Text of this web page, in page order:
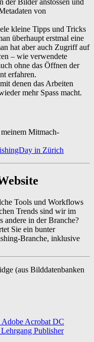
der Bilder anstossen und
von
kleine Tipps und Tricks
überhaupt erstmal eine
hat aber auch Zugriff auf
– wie verwendete
ohne das Öffnen der
erfahren.
denen das Arbeiten
mehr Spass macht.
Mitmach-
in Zürich
Tools und Workflows
Trends sind wir im
andere in der Branche?
Sie ein bunter
Branche, inklusive
(aus Bilddatenbanken
Acrobat DC
Publisher